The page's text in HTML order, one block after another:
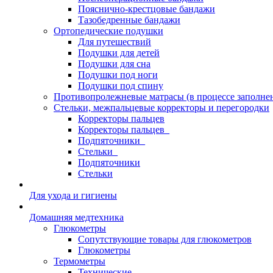
Пояснично-крестцовые бандажи
Тазобедренные бандажи
Ортопедические подушки
Для путешествий
Подушки для детей
Подушки для сна
Подушки под ноги
Подушки под спину
Противопролежневые матрасы (в процессе
Стельки, межпальцевые корректоры и перегородки
Корректоры пальцев
Корректоры пальцев_
Подпяточники_
Стельки_
Подпяточники
Стельки
Для ухода и гигиены
Домашняя медтехника
Глюкометры
Сопутствующие товары для глюкометров
Глюкометры
Термометры